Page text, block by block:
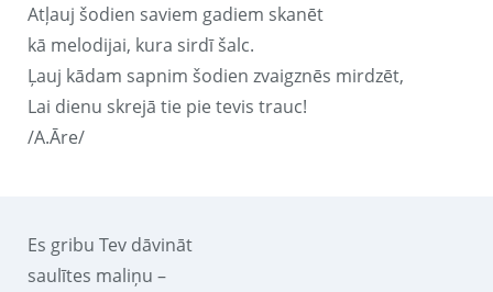
Atļauj šodien saviem gadiem skanēt
kā melodijai, kura sirdī šalc.
Ļauj kādam sapnim šodien zvaigznēs mirdzēt,
Lai dienu skrejā tie pie tevis trauc!
/A.Āre/
Es gribu Tev dāvināt
saulītes maliņu –